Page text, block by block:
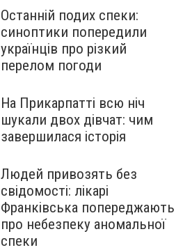
Останній подих спеки:
синоптики попередили
українців про різкий
перелом погоди
На Прикарпатті всю ніч
шукали двох дівчат: чим
завершилася історія
Людей привозять без
свідомості: лікарі
Франківська попереджають
про небезпеку аномальної
спеки